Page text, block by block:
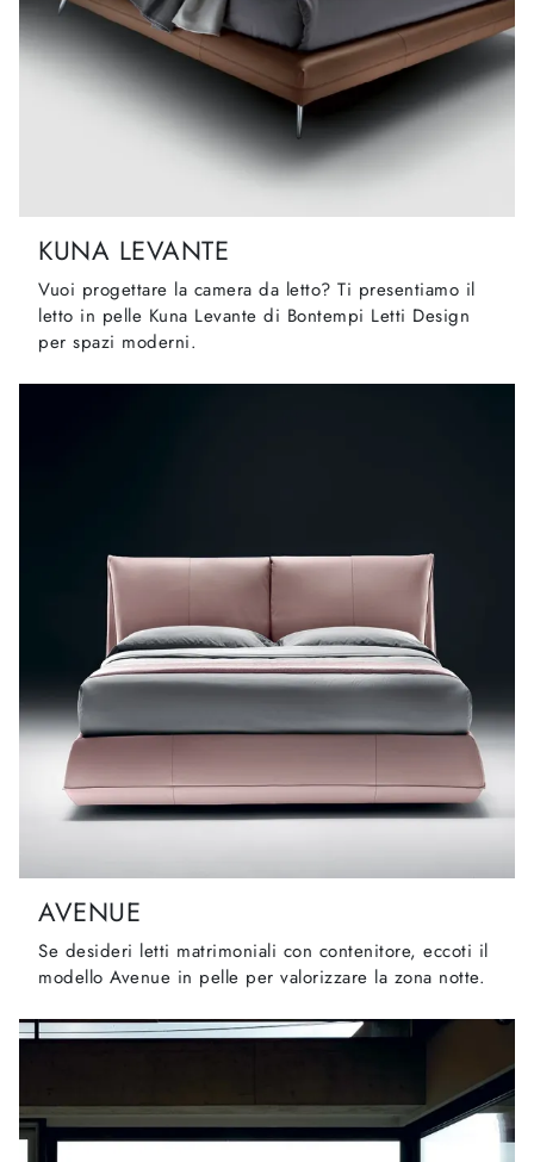
KUNA LEVANTE
Vuoi progettare la camera da letto? Ti presentiamo il
letto in pelle Kuna Levante di Bontempi Letti Design
per spazi moderni.
AVENUE
Se desideri letti matrimoniali con contenitore, eccoti il
modello Avenue in pelle per valorizzare la zona notte.